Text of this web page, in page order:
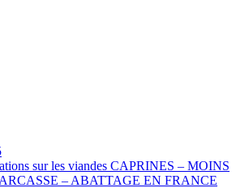
sur les viandes CAPRINES – MOINS
– ABATTAGE EN FRANCE